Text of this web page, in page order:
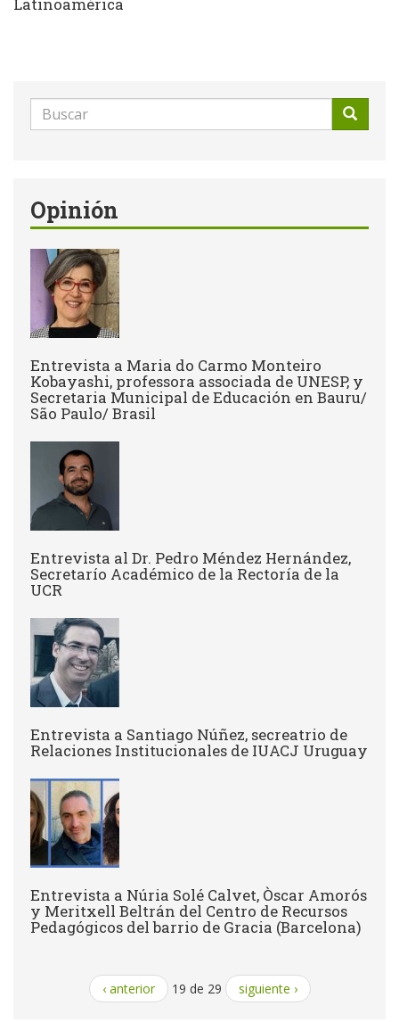
Formulario
de
Opinión
Entrevista a Maria do Carmo Monteiro
Kobayashi, professora associada de UNESP, y
Secretaria Municipal de Educación en Bauru/
São Paulo/ Brasil
Entrevista al Dr. Pedro Méndez Hernández,
Secretarío Académico de la Rectoría de la
UCR
Entrevista a Santiago Núñez, secreatrio de
Relaciones Institucionales de IUACJ Uruguay
Entrevista a Núria Solé Calvet, Òscar Amorós
y Meritxell Beltrán del Centro de Recursos
Pedagógicos del barrio de Gracia (Barcelona)
‹ anterior 19 de 29 siguiente ›